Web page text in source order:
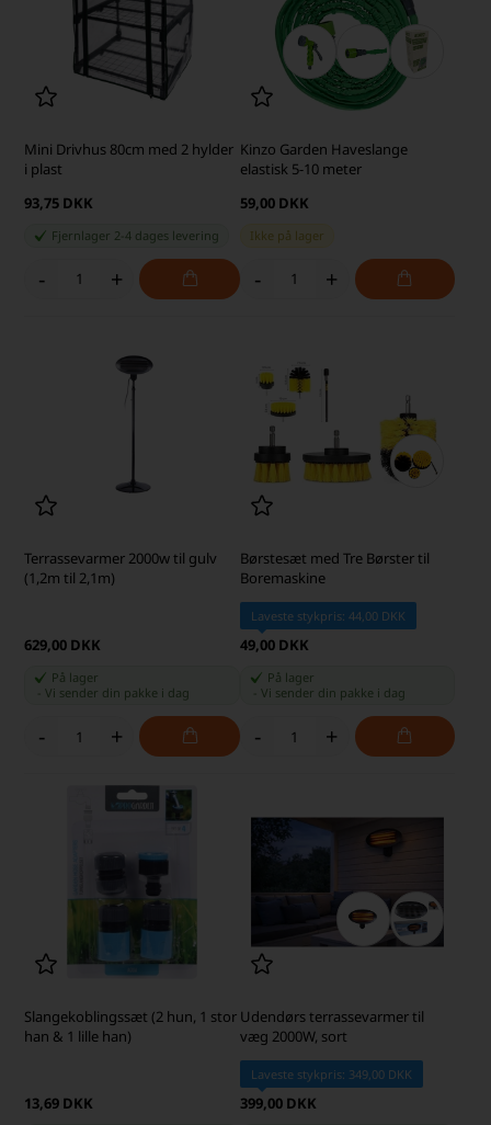
Mini Drivhus 80cm med 2 hylder
i plast
93,75 DKK
Fjernlager 2-4 dages levering
- +
Kinzo Garden Haveslange
elastisk 5-10 meter
59,00 DKK
Ikke på lager
- +
Terrassevarmer 2000w til gulv
(1,2m til 2,1m)
629,00 DKK
På lager
-Vi sender din pakke i dag
- +
Børstesæt med Tre Børster til
Boremaskine
Laveste stykpris: 44,00 DKK
49,00 DKK
På lager
Vi sender din pakke i dag
- +
Slangekoblingssæt (2 hun, 1 stor
han & 1 lille han)
13,69 DKK
Udendørs terrassevarmer til
væg 2000W, sort
Laveste stykpris: 349,00 DKK
399,00 DKK